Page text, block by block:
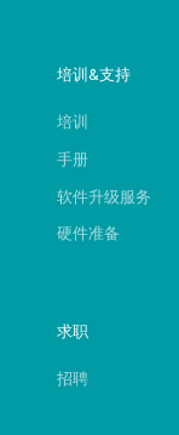
培训&支持
培训
手册
软件升级服务
硬件准备
求职
招聘